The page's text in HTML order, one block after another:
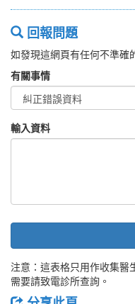
回報問題
如發現這網頁有任何不準確
有關事情
輸入資料
注意：這表格只用作收集醫
需要請致電診所查詢。